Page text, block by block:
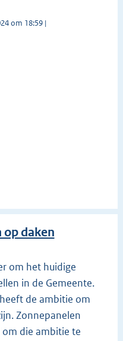
om 18:59 |
op daken
om het huidige
in de Gemeente.
de ambitie om
Zonnepanelen
die ambitie te